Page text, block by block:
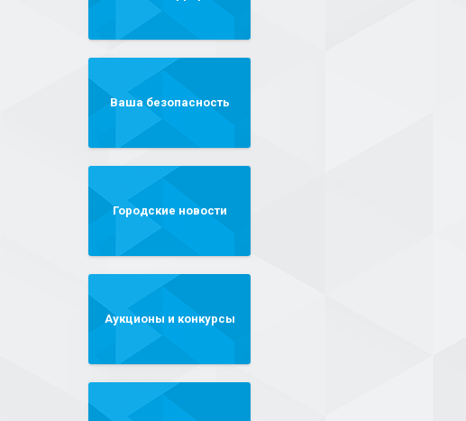
Ваша безопасность
Городские новости
Аукционы и конкурсы